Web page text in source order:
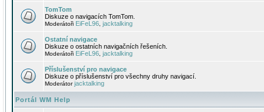
TomTom
Diskuze o navigacích TomTom.
Moderátoři EiFeL96 jacktalking
Ostatní navigace
Diskuze o ostatních navigačních řešeních.
Moderátoři EiFeL96 jacktalking
Příslušenství pro navigace
Diskuze o příslušenství pro všechny druhy navigací.
Moderátorjacktalking
Portál WM Help